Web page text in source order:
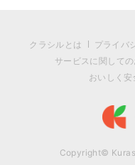
クラシルとは プライバ
サービスに関して
おいしく
Copyright©